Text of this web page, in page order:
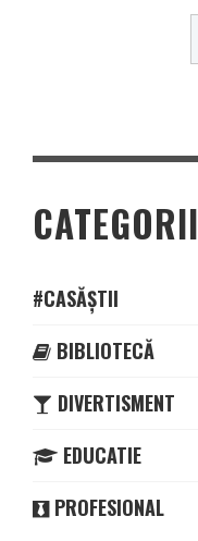
CATEGORII
#CASĂȘTII
BIBLIOTECĂ
DIVERTISMENT
EDUCATIE
PROFESIONAL